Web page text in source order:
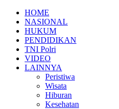
HOME
NASIONAL
HUKUM
PENDIDIKAN
TNI Polri
VIDEO
LAINNYA
Peristiwa
Wisata
Hiburan
Kesehatan